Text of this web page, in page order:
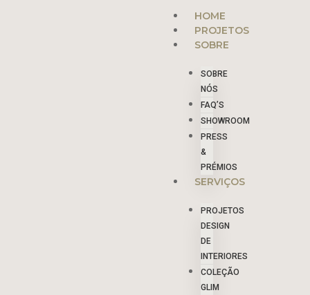
HOME
PROJETOS
SOBRE
SOBRE
NÓS
FAQ’S
SHOWROOM
PRESS
&
PRÉMIOS
SERVIÇOS
PROJETOS
DESIGN
DE
INTERIORES
COLEÇÃO
GLIM
Menu